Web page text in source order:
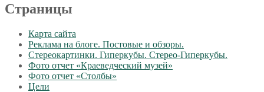
Страницы
Карта сайта
Реклама на блоге. Постовые и обзоры.
Стереокартинки. Гиперкубы. Стерео-Гиперкубы.
Фото отчет «Краеведческий музей»
Фото отчет «Столбы»
Цели